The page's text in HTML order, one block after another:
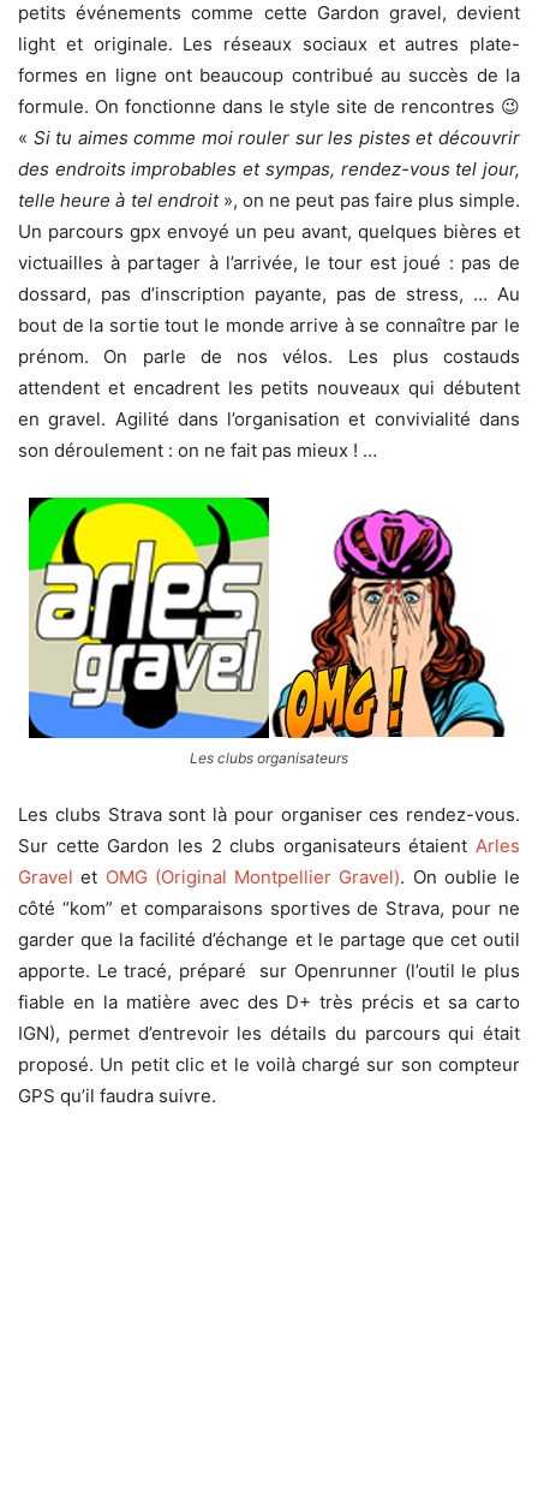
petits événements comme cette Gardon gravel, devient
light et originale. Les réseaux sociaux et autres plate-
formes en ligne ont beaucoup contribué au succès de la
formule. On fonctionne dans le style site de rencontres 😉
« Si tu aimes comme moi rouler sur les pistes et découvrir
des endroits improbables et sympas, rendez-vous tel jour,
telle heure à tel endroit», on ne peut pas faire plus simple.
Un parcours gpx envoyé un peu avant, quelques bières et
victuailles à partager à l’arrivée, le tour est joué : pas de
dossard, pas d’inscription payante, pas de stress, … Au
bout de la sortie tout le monde arrive à se connaître par le
prénom. On parle de nos vélos. Les plus costauds
attendent et encadrent les petits nouveaux qui débutent
en gravel. Agilité dans l’organisation et convivialité dans
son déroulement : on ne fait pas mieux ! …
Les clubs organisateurs
Les clubs Strava sont là pour organiser ces rendez-vous.
Sur cette Gardon les 2 clubs organisateurs étaient Arles
Gravel et OMG (Original Montpellier Gravel). On oublie le
côté “kom” et comparaisons sportives de Strava, pour ne
garder que la facilité d’échange et le partage que cet outil
apporte. Le tracé, préparé sur Openrunner (l’outil le plus
fiable en la matière avec des D+ très précis et sa carto
IGN), permet d’entrevoir les détails du parcours qui était
proposé. Un petit clic et le voilà chargé sur son compteur
GPS qu’il faudra suivre.